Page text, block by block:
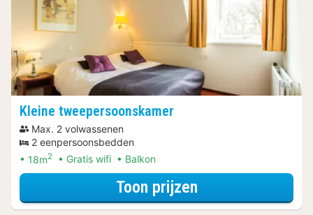
Kleine tweepersoonskamer
Max. 2 volwassenen
2 eenpersoonsbedden
18m2 Gratis wifi Balkon
Toon prijzenvoor Kleine